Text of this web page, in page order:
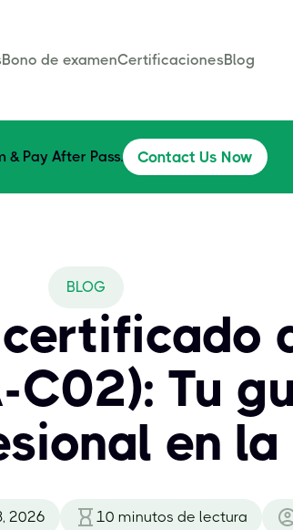
Bono de examenCertificacionesBlog
& Pay After Pass. Contact Us Now
BLOG
C02): Tu
en la
2026 10 minutos de lectura